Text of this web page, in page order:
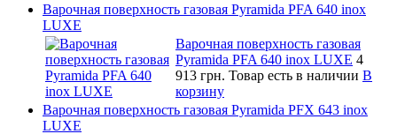
Варочная поверхность газовая Pyramida PFA 640 inox
LUXE
Варочная поверхность газовая
Pyramida PFA 640 inox LUXE 4
913 грн. Товар есть в наличии В
корзину
Варочная поверхность газовая Pyramida PFX 643 inox
LUXE